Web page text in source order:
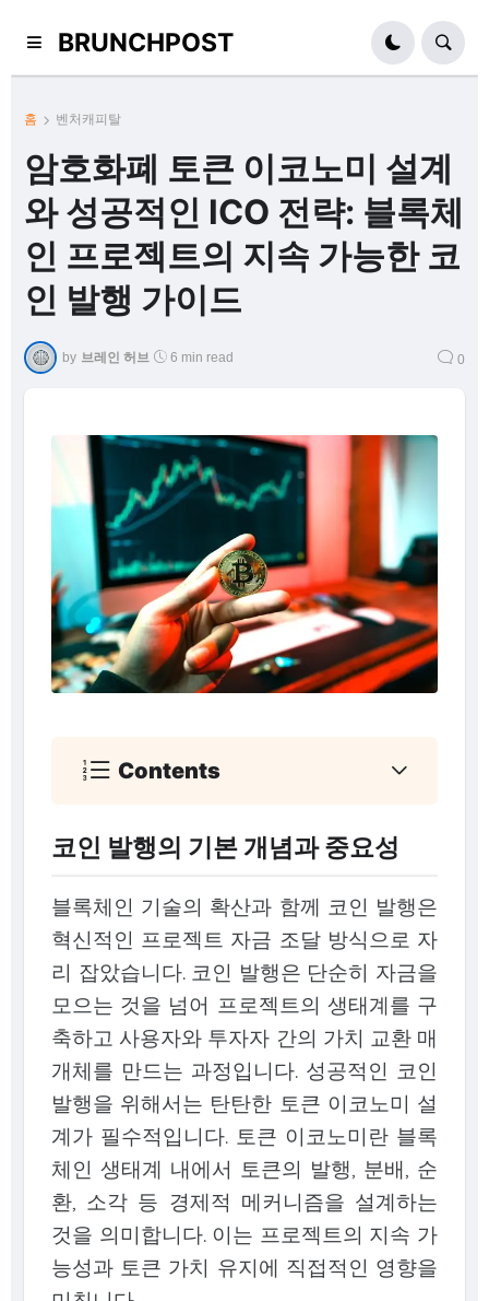
BRUNCHPOST
홈 벤처캐피탈
암호화폐 토큰 이코노미 설계
와 성공적인 ICO 전략: 블록체
인 프로젝트의 지속 가능한 코
인 발행 가이드
by 브레인 허브 6 min read 0
Contents
코인 발행의 기본 개념과 중요성
블록체인 기술의 확산과 함께 코인 발행은
혁신적인 프로젝트 자금 조달 방식으로 자
리 잡았습니다. 코인 발행은 단순히 자금을
모으는 것을 넘어 프로젝트의 생태계를 구
축하고 사용자와 투자자 간의 가치 교환 매
개체를 만드는 과정입니다. 성공적인 코인
발행을 위해서는 탄탄한 토큰 이코노미 설
계가 필수적입니다. 토큰 이코노미란 블록
체인 생태계 내에서 토큰의 발행, 분배, 순
환, 소각 등 경제적 메커니즘을 설계하는
것을 의미합니다. 이는 프로젝트의 지속 가
능성과 토큰 가치 유지에 직접적인 영향을